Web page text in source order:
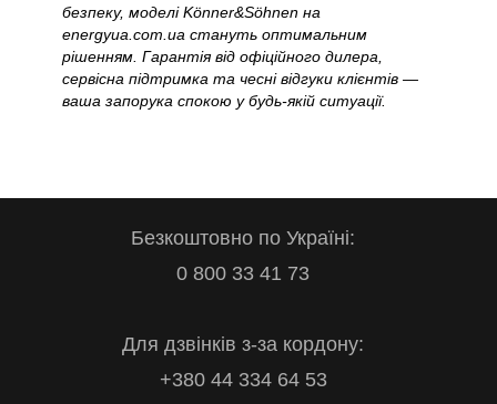
безпеку, моделі Könner&Söhnen на
energyua.com.ua стануть оптимальним
рішенням. Гарантія від офіційного дилера,
сервісна підтримка та чесні відгуки клієнтів —
ваша запорука спокою у будь-якій ситуації.
Безкоштовно по Україні:
0 800 33 41 73
Для дзвінків з-за кордону:
+380 44 334 64 53